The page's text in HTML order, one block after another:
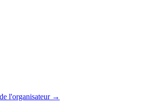
l'organisateur →